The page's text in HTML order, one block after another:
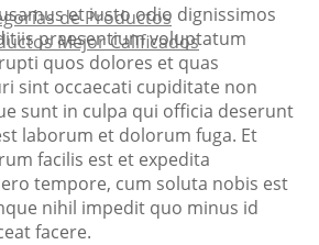
de Productos
Mejor Calificados
et iusto odio dignissimos
praesentium voluptatum
quos dolores et quas
sint occaecati cupiditate non
sunt in culpa qui officia deserunt
laborum et dolorum fuga. Et
facilis est et expedita
tempore, cum soluta nobis est
nihil impedit quo minus id
facere.